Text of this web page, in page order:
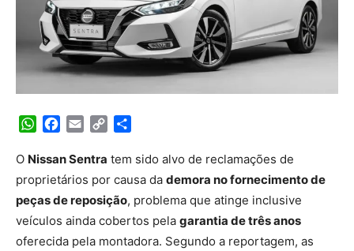
WhatsApp
Facebook
Email Copy
O Nissan Sentra tem sido alvo de reclamações de
proprietários por causa da demora no fornecimento de
peças de reposição, problema que atinge inclusive
veículos ainda cobertos pela garantia de três anos
oferecida pela montadora. Segundo a reportagem, as